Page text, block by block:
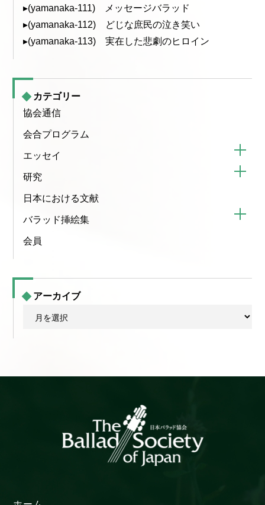
▸(yamanaka-111) メッセージバラッド
▸(yamanaka-112) どじな庶民の泣き笑い
▸(yamanaka-113) 実在した悲劇のヒロイン
カテゴリー
協会通信
会合プログラム
エッセイ
研究
日本における文献
バラッド挿絵集
会員
アーカイブ
ブ